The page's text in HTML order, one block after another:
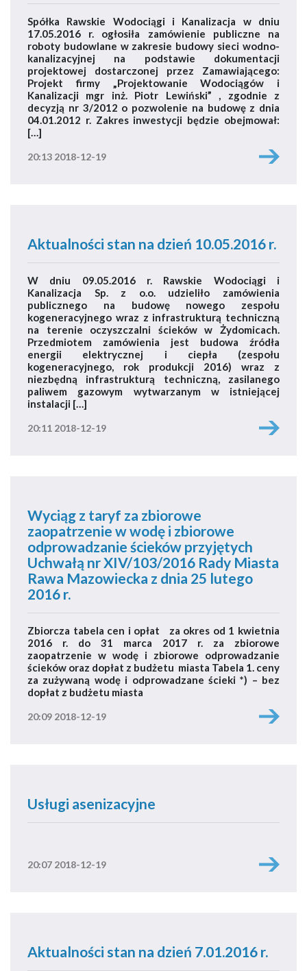
Spółka Rawskie Wodociągi i Kanalizacja w dniu
17.05.2016 r. ogłosiła zamówienie publiczne na
roboty budowlane w zakresie budowy sieci wodno-
kanalizacyjnej na podstawie dokumentacji
projektowej dostarczonej przez Zamawiającego:
Projekt firmy „Projektowanie Wodociągów i
Kanalizacji mgr inż. Piotr Lewiński” , zgodnie z
decyzją nr 3/2012 o pozwolenie na budowę z dnia
04.01.2012 r. Zakres inwestycji będzie obejmował:
[…]
20:13 2018-12-19
Aktualności stan na dzień 10.05.2016 r.
W dniu 09.05.2016 r. Rawskie Wodociągi i
Kanalizacja Sp. z o.o. udzieliło zamówienia
publicznego na budowę nowego zespołu
kogeneracyjnego wraz z infrastrukturą techniczną
na terenie oczyszczalni ścieków w Żydomicach.
Przedmiotem zamówienia jest budowa źródła
energii elektrycznej i ciepła (zespołu
kogeneracyjnego, rok produkcji 2016) wraz z
niezbędną infrastrukturą techniczną, zasilanego
paliwem gazowym wytwarzanym w istniejącej
instalacji […]
20:11 2018-12-19
Wyciąg z taryf za zbiorowe
zaopatrzenie w wodę i zbiorowe
odprowadzanie ścieków przyjętych
Uchwałą nr XIV/103/2016 Rady Miasta
Rawa Mazowiecka z dnia 25 lutego
2016 r.
Zbiorcza tabela cen i opłat za okres od 1 kwietnia
2016 r. do 31 marca 2017 r. za zbiorowe
zaopatrzenie w wodę i zbiorowe odprowadzanie
ścieków oraz dopłat z budżetu miasta Tabela 1. ceny
za zużywaną wodę i odprowadzane ścieki *) – bez
dopłat z budżetu miasta
20:09 2018-12-19
Usługi asenizacyjne
20:07 2018-12-19
Aktualności stan na dzień 7.01.2016 r.